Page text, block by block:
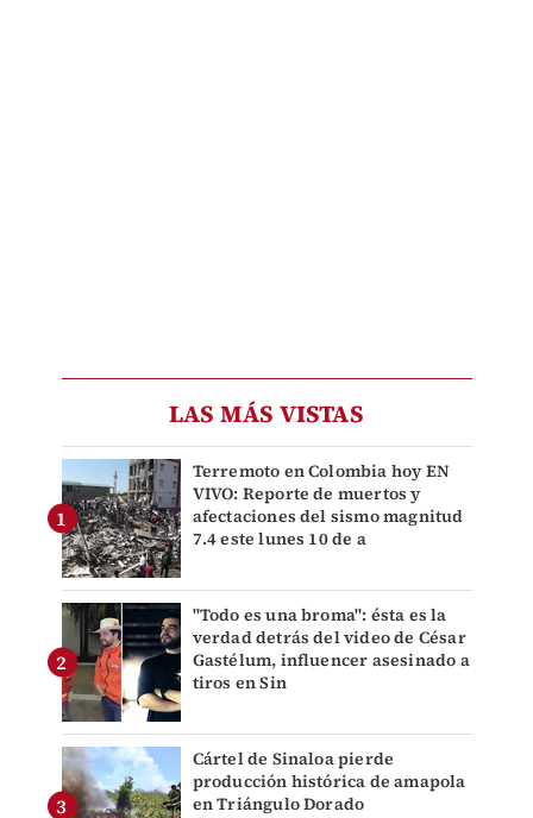
LAS MÁS VISTAS
Terremoto en Colombia hoy EN
VIVO: Reporte de muertos y
afectaciones del sismo magnitud
7.4 este lunes 10 de a
"Todo es una broma": ésta es la
verdad detrás del video de César
Gastélum, influencer asesinado a
tiros en Sin
Cártel de Sinaloa pierde
producción histórica de amapola
en Triángulo Dorado